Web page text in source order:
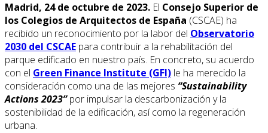
Madrid, 24 de octubre de 2023. El Consejo Superior de
los Colegios de Arquitectos de España (CSCAE) ha
recibido un reconocimiento por la labor del Observatorio
2030 del CSCAE para contribuir a la rehabilitación del
parque edificado en nuestro país. En concreto, su acuerdo
con el Green Finance Institute (GFI) le ha merecido la
consideración como una de las mejores “Sustainability
Actions 2023”por impulsar la descarbonización y la
sostenibilidad de la edificación, así como la regeneración
urbana.